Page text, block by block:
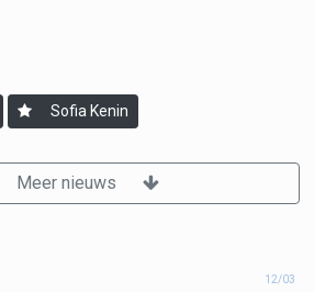
Sofia Kenin
Meer nieuws
12/03